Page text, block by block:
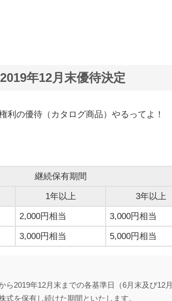
年12月末優待決定
利の優待（カタログ商品）やるってよ！
継続保有期間
1年以上 3年以上
2,000円相当 3,000円相当
3,000円相当 5,000円相当
2019年12月末までの各基準日（6月末及び12月
を保有し続けた期間といたします。